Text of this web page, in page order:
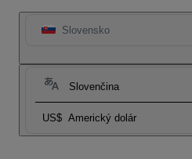
Slovensko
Slovenčina
US$ Americký dolár